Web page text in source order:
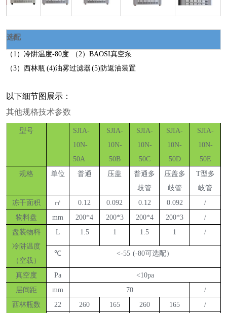
选配
（1）冷阱温度-80度 （2）BAOSI真空泵
（3）西林瓶 (4)油雾过滤器 (5)防返油装置
以下细节图展示：
其他规格技术参数
型号
SJIA-
10N-
50A
SJIA-
10N-
50B
SJIA-
10N-
50C
SJIA-
10N-
50D
SJIA-
10N-
50E
规格
单位 普通 压盖
普通多
歧管
压盖多
歧管
T型多
岐管
冻干面积
㎡ 0.12 0.092 0.12 0.092
/
物料盘
mm 200*4 200*3 200*4 200*3
/
盘装物料
冷阱温度
（空载）
L 1.5 1 1.5 1 /
℃ <-55 (-80可选配）
真空度 Pa
<10pa
层间距
mm 70
/
西林瓶数
22 260 165 260 165 /